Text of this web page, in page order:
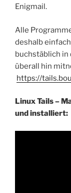
Enigmail.
Alle
deshalb
buchstäblich in
überall hin
https://
Linux Tails –
und installiert: